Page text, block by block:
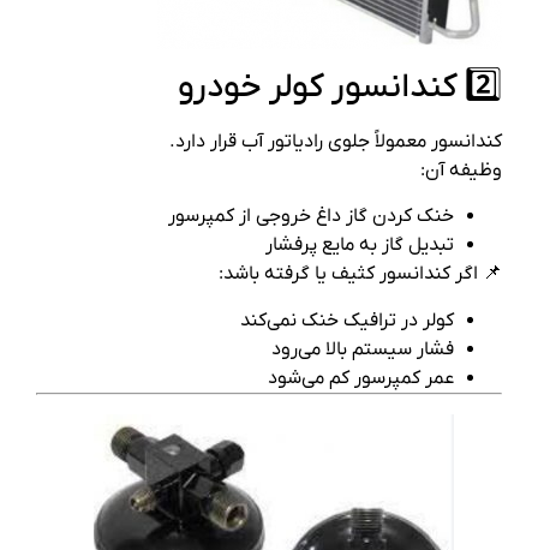
2️⃣ کندانسور کولر خودرو
کندانسور معمولاً جلوی رادیاتور آب قرار دارد.
وظیفه آن:
خنک کردن گاز داغ خروجی از کمپرسور
تبدیل گاز به مایع پرفشار
📌 اگر کندانسور کثیف یا گرفته باشد:
کولر در ترافیک خنک نمی‌کند
فشار سیستم بالا می‌رود
عمر کمپرسور کم می‌شود